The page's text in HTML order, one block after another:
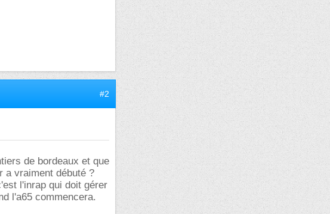
#2
de bordeaux et que
a vraiment débuté ?
l'inrap qui doit gérer
l'a65 commencera.